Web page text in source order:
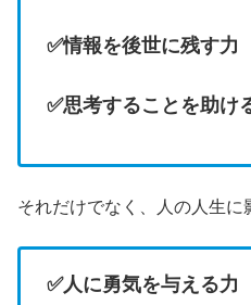
✅情報を後世に残す力
✅思考することを助け
それだけでなく、人の人生に
✅人に勇気を与える力